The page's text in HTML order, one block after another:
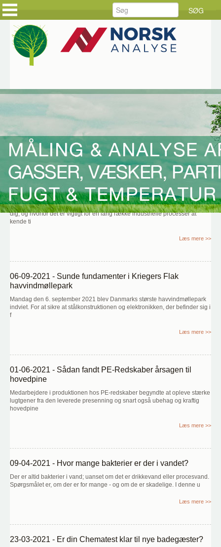
FORSIDE
PRODUKTER
LØSNINGER
FORSIDE
KUNDEHISTORIER
Hjem
Nyheder
19-10-2021 - Hvad er dugpunkt, og hvorfor er det vigtigt
for industrien?
I denne udgave af CKE INFORMERER kan du læse, hvad det betyder for
dig, og hvorfor det er vigtigt for en lang række industrielle processer at
kende ti
Læs mere >>
06-09-2021 - Sunde fundamenter i Kriegers Flak
havvindmøllepark
Mandag den 6. september 2021 blev Danmarks største havvindmøllepark
indviet. For at sikre at stålkonstruktionen og elektronikken, der befinder sig i
f
Læs mere >>
01-06-2021 - Sådan fandt PE-Redskaber årsagen til
hovedpine
Medarbejdere i produktionen hos PE-redskaber begyndte at opleve stærke
lugtgener fra den leverede presenning og snart også ubehag og kraftig
hovedpine
Læs mere >>
09-04-2021 - Hvor mange bakterier er der i vandet?
Der er altid bakterier i vand; uanset om det er drikkevand eller procesvand.
Spørgsmålet er, om der er for mange - og om de er skadelige. I denne u
Læs mere >>
23-03-2021 - Er din Chematest klar til nye badegæster?